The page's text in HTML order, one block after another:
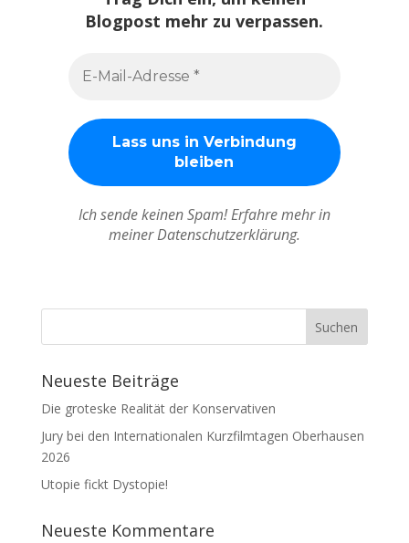
Blogpost mehr zu verpassen.
Ich sende keinen Spam! Erfahre mehr in
meiner Datenschutzerklärung.
Neueste Beiträge
Die groteske Realität der Konservativen
Jury bei den Internationalen Kurzfilmtagen Oberhausen
2026
Utopie fickt Dystopie!
Neueste Kommentare